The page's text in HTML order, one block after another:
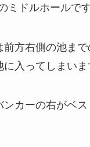
ミドルホールです
前方右側の池ま
入ってしまいま
カーの右がベス